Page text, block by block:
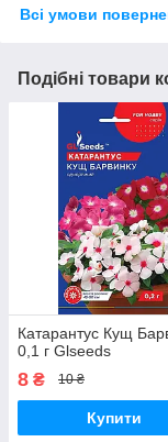
Всі умови
Подібні товари
Катарантус Кущ
0,1 г Glseeds
8 ₴ 10 ₴
Купити